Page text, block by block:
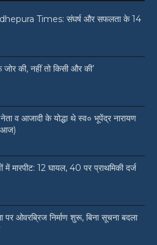
Times: संघर्ष और सफलता के 14
की, नहीं तो किसी और की’
नेता व आजादी के योद्धा थे स्व० भूपेंद्र नारायण
आज)
में मारपीट: 12 घायल, 40 पर प्राथमिकी दर्ज
पर ओवरब्रिज निर्माण शुरू, बिना सूचना बदला